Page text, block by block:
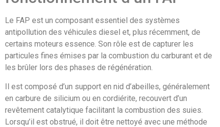
Le FAP est un composant essentiel des systèmes
antipollution des véhicules diesel et, plus récemment, de
certains moteurs essence. Son rôle est de capturer les
particules fines émises par la combustion du carburant et de
les brûler lors des phases de régénération.
Il est composé d’un support en nid d’abeilles, généralement
en carbure de silicium ou en cordiérite, recouvert d’un
revêtement catalytique facilitant la combustion des suies.
Lorsqu’il est obstrué, il doit être nettoyé avec une méthode